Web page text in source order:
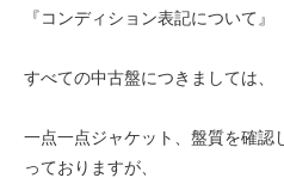
『コンディション表記について』
すべての中古盤につきましては、
一点一点ジャケット、盤質を確認
っておりますが、